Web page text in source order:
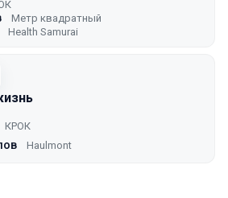
Метр квадратный
Health Samurai
КРОК
Haulmont